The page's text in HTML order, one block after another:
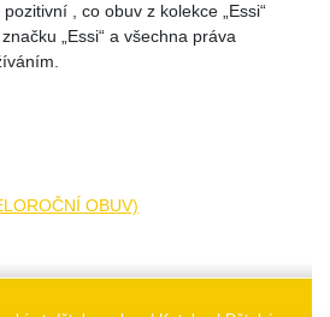
, co obuv z kolekce „Essi“
„Essi“ a všechna práva
OBUV)